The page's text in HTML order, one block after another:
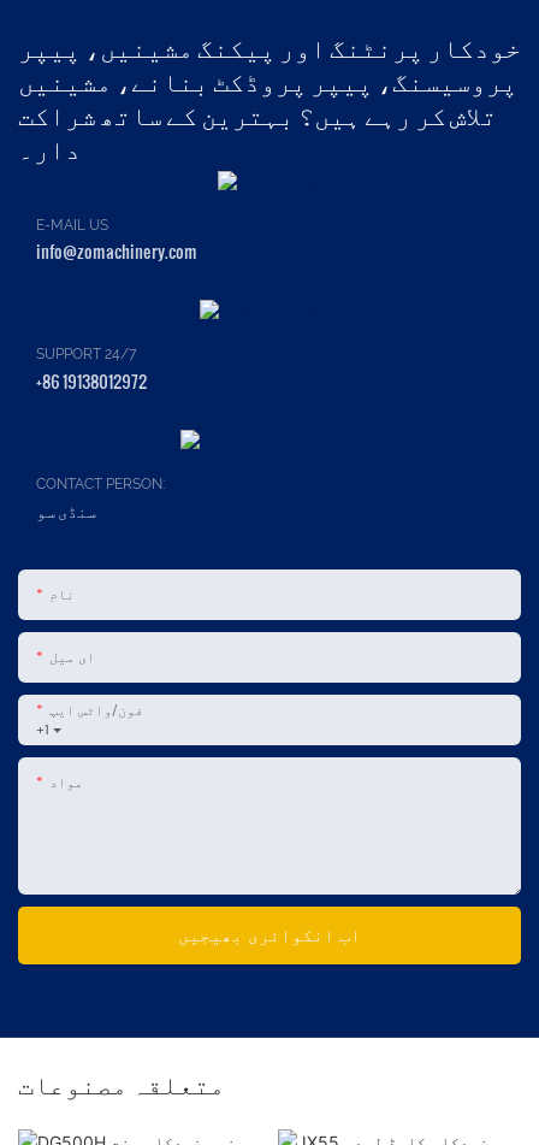
خودکار پرنٹنگ اور پیکنگ مشینیں، پیپر
پروسیسنگ، پیپر پروڈکٹ بنانے، مشینیں
تلاش کر رہے ہیں؟ بہترین کے ساتھ شراکت
دار۔
E-MAIL US
info@zomachinery.com
SUPPORT 24/7
+86 19138012972
CONTACT PERSON:
سنڈی سو
نام
ای میل
+1
فون/واٹس ایپ
مواد
اب انکوائری بھیجیں
متعلقہ مصنوعات